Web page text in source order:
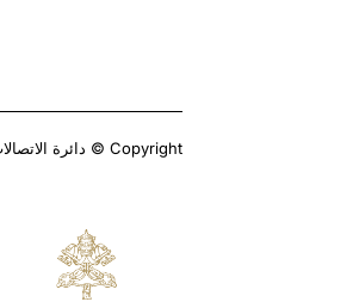
Copyright © دائرة الاتصالات